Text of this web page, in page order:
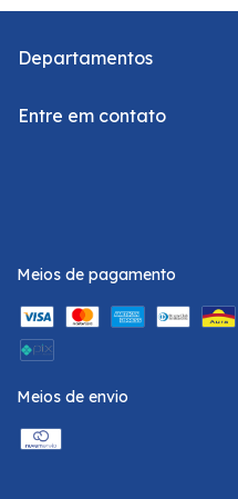
Departamentos
Entre em contato
Meios de pagamento
Meios de envio